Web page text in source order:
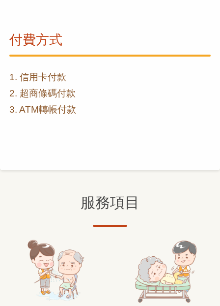
付費方式
1. 信用卡付款
2. 超商條碼付款
3. ATM轉帳付款
服務項目